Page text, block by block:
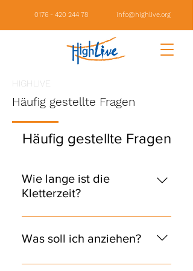
0176 - 420 244 78 info@highlive.org
HIGHLIVE
Häufig gestellte Fragen
Häufig gestellte Fragen
Wie lange ist die
Kletterzeit?
Die Nutzdauer für den
Waldseilgarten beträgt 3 Stunden
Danach müsste man nachzahlen.
Was soll ich anziehen?
Robuste, ausreichend warme und